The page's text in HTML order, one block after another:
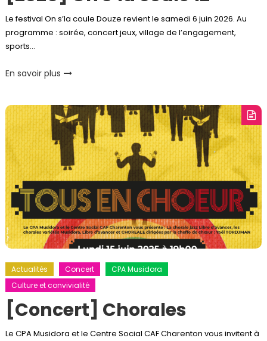
Le festival On s’la coule Douze revient le samedi 6 juin 2026. Au
programme : soirée, concert jeux, village de l’engagement,
sports…
En savoir plus
Actualités Concert
CPA Musidora
Culture et convivialité
[Concert] Chorales
Le CPA Musidora et le Centre Social CAF Charenton vous invitent à